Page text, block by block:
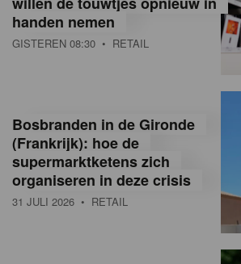
handen nemen
GISTEREN 08:30 • RETAIL
Bosbranden in de Gironde
(Frankrijk): hoe de
supermarktketens zich
organiseren in deze crisis
31 JULI 2026 • RETAIL